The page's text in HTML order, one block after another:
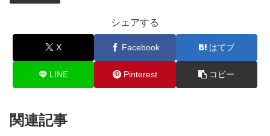
シェアする
X Facebook はてブ
LINE Pinterest コピー
関連記事